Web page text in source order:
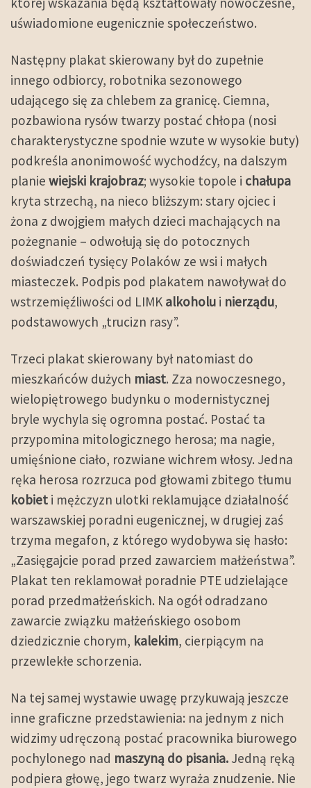
uświadomione eugenicznie społeczeństwo.
Następny plakat skierowany był do zupełnie
innego odbiorcy, robotnika sezonowego
udającego się za chlebem za granicę. Ciemna,
pozbawiona rysów twarzy postać chłopa (nosi
charakterystyczne spodnie wzute w wysokie buty)
podkreśla anonimowość wychodźcy, na dalszym
planie wiejski krajobraz; wysokie topole i chałupa
kryta strzechą, na nieco bliższym: stary ojciec i
żona z dwojgiem małych dzieci machających na
pożegnanie – odwołują się do potocznych
doświadczeń tysięcy Polaków ze wsi i małych
miasteczek. Podpis pod plakatem nawoływał do
wstrzemięźliwości od LIMK alkoholu i nierządu,
podstawowych „trucizn rasy”.
Trzeci plakat skierowany był natomiast do
mieszkańców dużych miast. Zza nowoczesnego,
wielopiętrowego budynku o modernistycznej
bryle wychyla się ogromna postać. Postać ta
przypomina mitologicznego herosa; ma nagie,
umięśnione ciało, rozwiane wichrem włosy. Jedna
ręka herosa rozrzuca pod głowami zbitego tłumu
kobiet i mężczyzn ulotki reklamujące działalność
warszawskiej poradni eugenicznej, w drugiej zaś
trzyma megafon, z którego wydobywa się hasło:
„Zasięgajcie porad przed zawarciem małżeństwa”.
Plakat ten reklamował poradnie PTE udzielające
porad przedmałżeńskich. Na ogół odradzano
zawarcie związku małżeńskiego osobom
dziedzicznie chorym, kalekim, cierpiącym na
przewlekłe schorzenia.
Na tej samej wystawie uwagę przykuwają jeszcze
inne graficzne przedstawienia: na jednym z nich
widzimy udręczoną postać pracownika biurowego
pochylonego nad maszyną do pisania. Jedną ręką
podpiera głowę, jego twarz wyraża znudzenie. Nie